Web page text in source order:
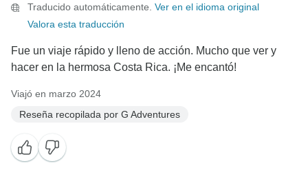
Traducido automáticamente. Ver en el idioma original
Valora esta traducción
Fue un viaje rápido y lleno de acción. Mucho que ver y
hacer en la hermosa Costa Rica. ¡Me encantó!
Viajó en marzo 2024
Reseña recopilada por G Adventures